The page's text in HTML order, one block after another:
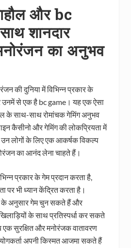
और bc
शानदार
का अनुभव
की दुनिया में विभिन्न प्रकार के
उनमें से एक है bc game। यह एक ऐसा
के साथ-साथ रोमांचक गेमिंग अनुभव
कैसीनो और गेमिंग की लोकप्रियता में
उन लोगों के लिए एक आकर्षक विकल्प
का आनंद लेना चाहते हैं।
प्रकार के गेम प्रदान करता है,
पर भी ध्यान केंद्रित करता है।
के अनुसार गेम चुन सकते हैं और
के साथ प्रतिस्पर्धा कर सकते
एक सुरक्षित और मनोरंजक वातावरण
अपनी किस्मत आजमा सकते हैं